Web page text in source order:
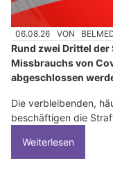
06.08.26 VON
Rund zwei Drittel
Missbrauchs von
abgeschlossen
Die verbleibenden,
beschäftigen die
Weiterlesen